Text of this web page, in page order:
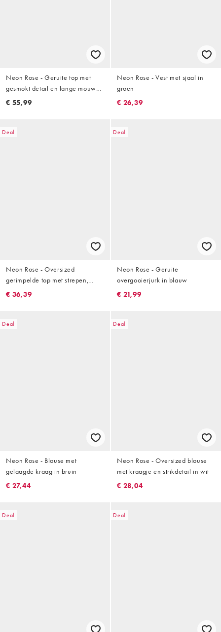
Neon Rose - Geruite top met
gesmokt detail en lange mouwen
in donkergroen
€ 55,99
Neon Rose - Vest met sjaal in
groen
€ 26,39
Deal
Neon Rose - Oversized
gerimpelde top met strepen,
lange mouwen en kraag in
€ 36,39
Deal
Neon Rose - Geruite
overgooierjurk in blauw
€ 21,99
Deal
Neon Rose - Blouse met
gelaagde kraag in bruin
€ 27,44
Deal
Neon Rose - Oversized blouse
met kraagje en strikdetail in wit
€ 28,04
Deal Deal